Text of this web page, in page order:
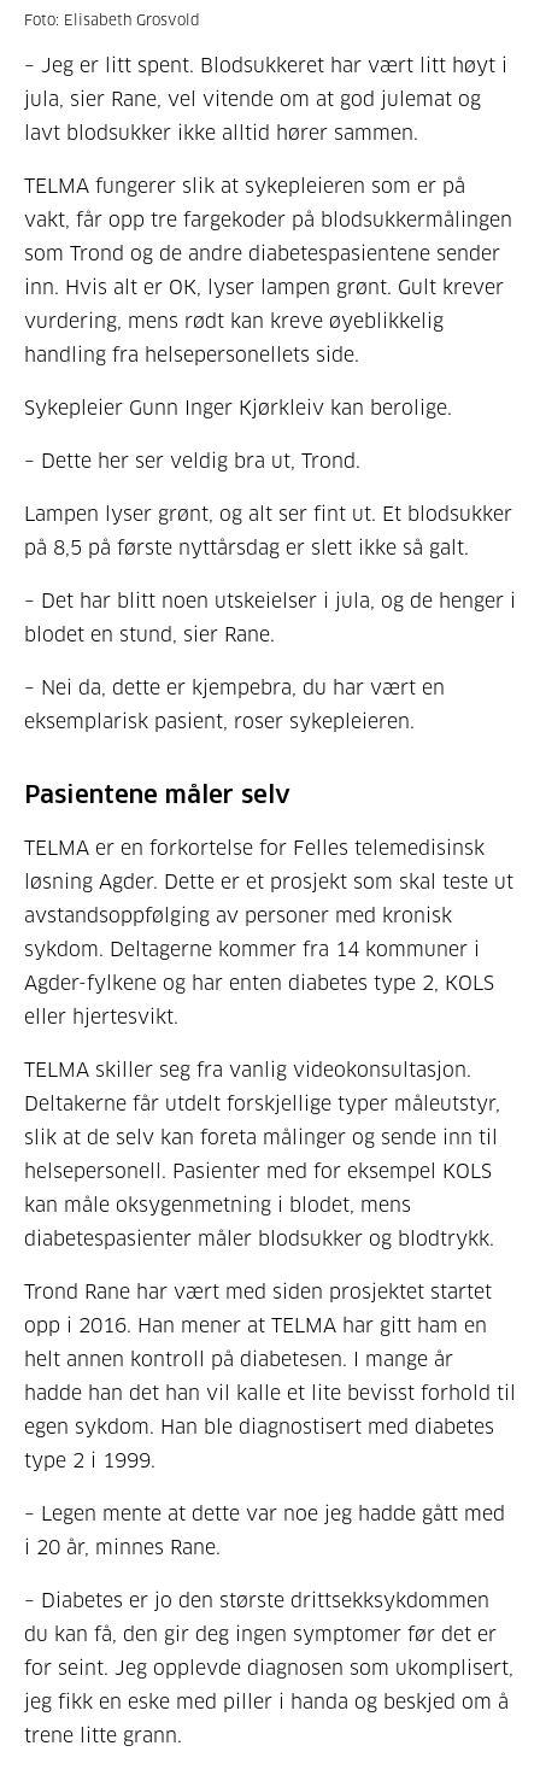
Foto: Elisabeth Grosvold
– Jeg er litt spent. Blodsukkeret har vært litt høyt i
jula, sier Rane, vel vitende om at god julemat og
lavt blodsukker ikke alltid hører sammen.
TELMA fungerer slik at sykepleieren som er på
vakt, får opp tre fargekoder på blodsukkermålingen
som Trond og de andre diabetespasientene sender
inn. Hvis alt er OK, lyser lampen grønt. Gult krever
vurdering, mens rødt kan kreve øyeblikkelig
handling fra helsepersonellets side.
Sykepleier Gunn Inger Kjørkleiv kan berolige.
– Dette her ser veldig bra ut, Trond.
Lampen lyser grønt, og alt ser fint ut. Et blodsukker
på 8,5 på første nyttårsdag er slett ikke så galt.
– Det har blitt noen utskeielser i jula, og de henger i
blodet en stund, sier Rane.
– Nei da, dette er kjempebra, du har vært en
eksemplarisk pasient, roser sykepleieren.
Pasientene måler selv
TELMA er en forkortelse for Felles telemedisinsk
løsning Agder. Dette er et prosjekt som skal teste ut
avstandsoppfølging av personer med kronisk
sykdom. Deltagerne kommer fra 14 kommuner i
Agder-fylkene og har enten diabetes type 2, KOLS
eller hjertesvikt.
TELMA skiller seg fra vanlig videokonsultasjon.
Deltakerne får utdelt forskjellige typer måleutstyr,
slik at de selv kan foreta målinger og sende inn til
helsepersonell. Pasienter med for eksempel KOLS
kan måle oksygenmetning i blodet, mens
diabetespasienter måler blodsukker og blodtrykk.
Trond Rane har vært med siden prosjektet startet
opp i 2016. Han mener at TELMA har gitt ham en
helt annen kontroll på diabetesen. I mange år
hadde han det han vil kalle et lite bevisst forhold til
egen sykdom. Han ble diagnostisert med diabetes
type 2 i 1999.
– Legen mente at dette var noe jeg hadde gått med
i 20 år, minnes Rane.
– Diabetes er jo den største drittsekksykdommen
du kan få, den gir deg ingen symptomer før det er
for seint. Jeg opplevde diagnosen som ukomplisert,
jeg fikk en eske med piller i handa og beskjed om å
trene litte grann.